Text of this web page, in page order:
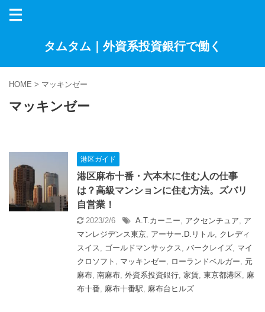
タムタム｜外資系投資銀行で働く
HOME > マッキンゼー
マッキンゼー
港区ガイド
港区麻布十番・六本木に住む人の仕事
は？高級マンションに住む方法。ズバリ
自営業！
2023/2/6 A.T.カーニー, アクセンチュア, ア
マンレジデンス東京, アーサー.D.リトル, クレディ
スイス, ゴールドマンサックス, バークレイズ, マイ
クロソフト , マッキンゼー, ローランドベルガー, 元
麻布, 南麻布, 外資系投資銀行, 家賃, 東京都港区, 麻
布十番, 麻布十番駅, 麻布台ヒルズ